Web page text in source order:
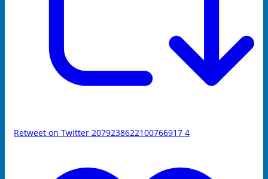
Retweet on Twitter 2079238622100766917 4